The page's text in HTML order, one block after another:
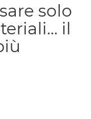
solo
il